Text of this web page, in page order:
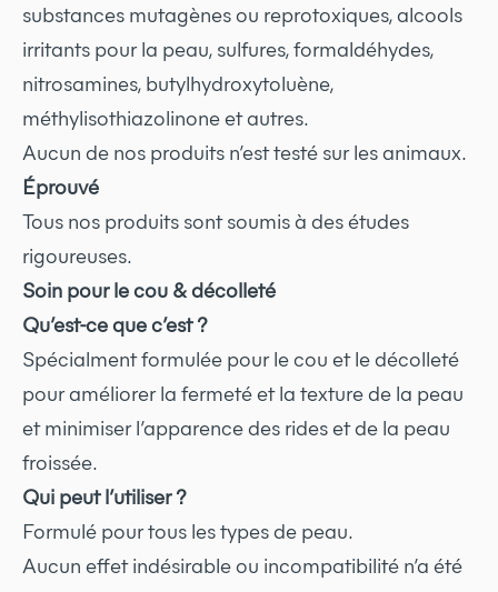
substances mutagènes ou reprotoxiques, alcools
irritants pour la peau, sulfures, formaldéhydes,
nitrosamines, butylhydroxytoluène,
méthylisothiazolinone et autres.
Aucun de nos produits n’est testé sur les animaux.
Éprouvé
Tous nos produits sont soumis à des études
rigoureuses.
Soin pour le cou & décolleté
Qu’est-ce que c’est ?
Spécialment formulée pour le cou et le décolleté
pour améliorer la fermeté et la texture de la peau
et minimiser l’apparence des rides et de la peau
froissée.
Qui peut l’utiliser ?
Formulé pour tous les types de peau.
Aucun effet indésirable ou incompatibilité n’a été